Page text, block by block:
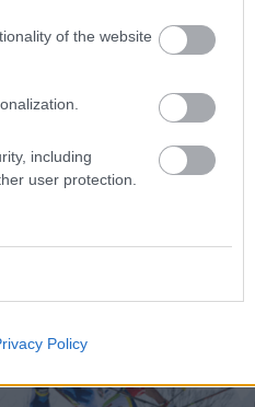
of the website
including
user protection.
Policy